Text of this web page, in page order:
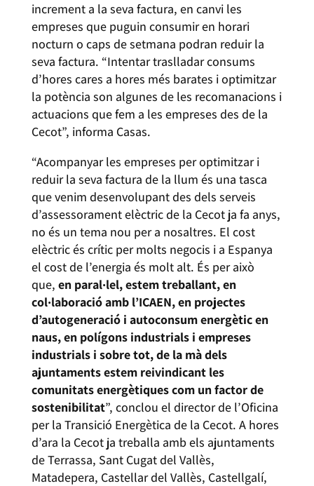
increment a la seva factura, en canvi les
empreses que puguin consumir en horari
nocturn o caps de setmana podran reduir la
seva factura. “Intentar traslladar consums
d’hores cares a hores més barates i optimitzar
la potència son algunes de les recomanacions i
actuacions que fem a les empreses des de la
Cecot”, informa Casas.
“Acompanyar les empreses per optimitzar i
reduir la seva factura de la llum és una tasca
que venim desenvolupant des dels serveis
d’assessorament elèctric de la Cecot ja fa anys,
no és un tema nou per a nosaltres. El cost
elèctric és crític per molts negocis i a Espanya
el cost de l’energia és molt alt. És per això
que, en paral·lel, estem treballant, en
col·laboració amb l’ICAEN, en projectes
d’autogeneració i autoconsum energètic en
naus, en polígons industrials i empreses
industrials i sobre tot, de la mà dels
ajuntaments estem reivindicant les
comunitats energètiques com un factor de
sostenibilitat”, conclou el director de l’Oficina
per la Transició Energètica de la Cecot. A hores
d’ara la Cecot ja treballa amb els ajuntaments
de Terrassa, Sant Cugat del Vallès,
Matadepera, Castellar del Vallès, Castellgalí,